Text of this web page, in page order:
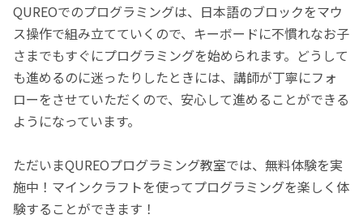
QUREOでのプログラミングは、日本語のブロックをマウ
ス操作で組み立てていくので、キーボードに不慣れなお子
さまでもすぐにプログラミングを始められます。どうして
も進めるのに迷ったりしたときには、講師が丁寧にフォ
ローをさせていただくので、安心して進めることができる
ようになっています。
ただいまQUREOプログラミング教室では、無料体験を実
施中！マインクラフトを使ってプログラミングを楽しく体
験することができます！